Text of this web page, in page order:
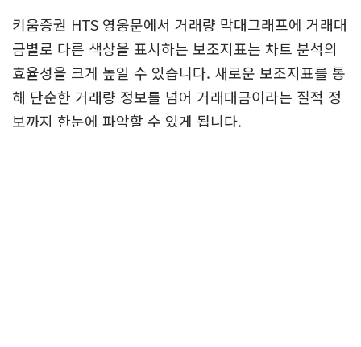
키움증권 HTS 영웅문에서 거래량 막대그래프에 거래대
금별로 다른 색상을 표시하는 보조지표는 차트 분석의
효율성을 크게 높일 수 있습니다. 새로운 보조지표를 통
해 단순한 거래량 정보를 넘어 거래대금이라는 질적 정
보까지 한눈에 파악할 수 있게 됩니다.